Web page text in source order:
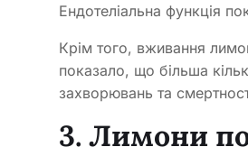
Ендотеліальна функція
Крім того, вживання
показало, що більша
захворювань та
3. Лимони